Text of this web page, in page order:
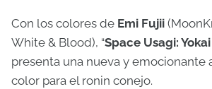
Con los colores de Emi Fujii
White & Blood), “Space Usagi:
presenta una nueva y emocionante
color para el ronin conejo.